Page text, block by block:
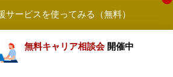
サービスを使ってみる（無料）
無料キャリア相談会 開催中